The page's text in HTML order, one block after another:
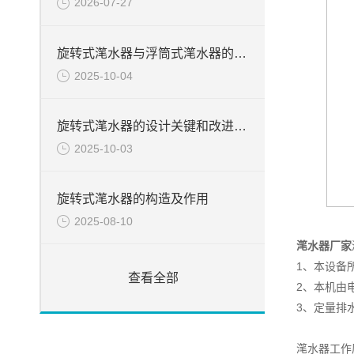
2026-07-27
旋转式滗水器与浮筒式滗水器的差异分析
2025-10-04
旋转式滗水器的设计关键和改进设计
2025-10-03
旋转式滗水器的构造及作用
2025-08-10
查看全部
滗水器厂家
1、本设备
2、本机由
3、定量排
滗水器工